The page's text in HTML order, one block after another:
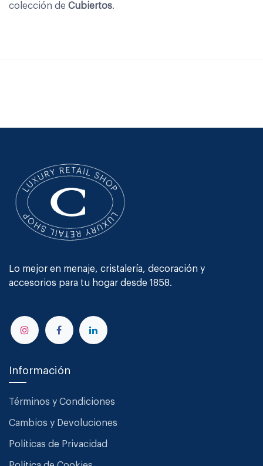
colección de Cubiertos.
Lo mejor en menaje, cristalería, decoración y
accesorios para tu hogar desde 1858.
Información
Términos y Condiciones
Cambios y Devoluciones
Políticas de Privacidad